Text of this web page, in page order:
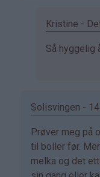
bekreftet)
Kristine -
Som
mette
bekreftet)
Så hyggelig
Solisvingen -
Som
svar
på
Prøver meg på
til boller før.
melka og det